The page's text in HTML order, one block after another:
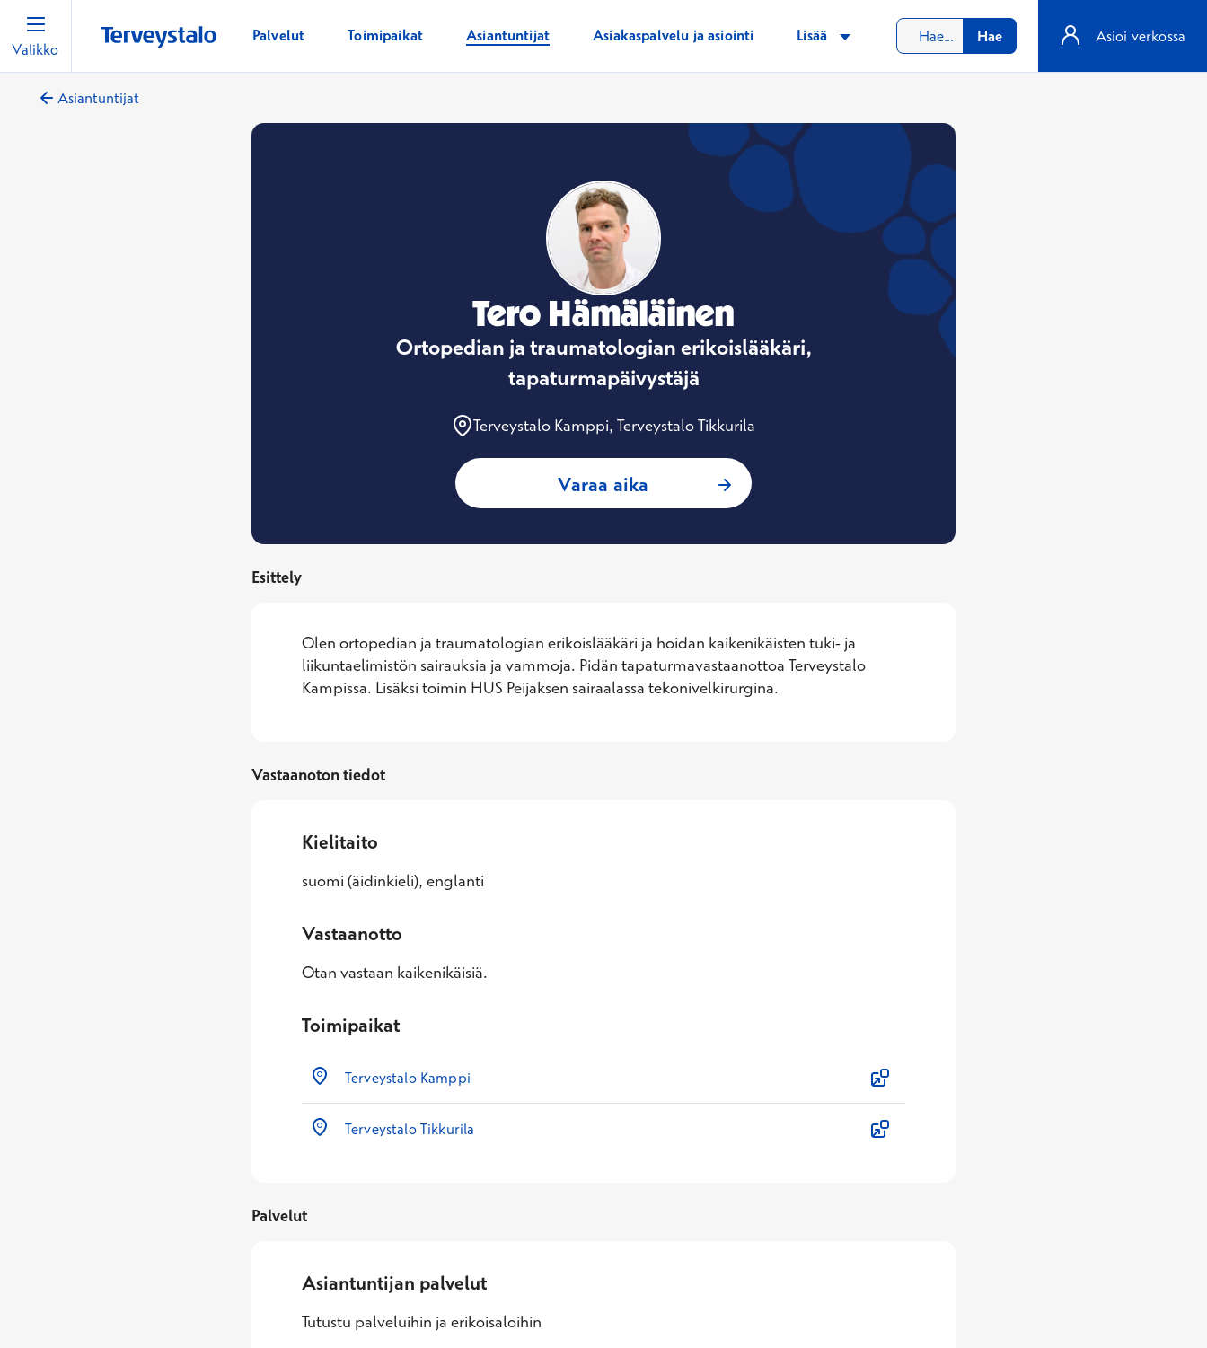
Valikko
Palvelut Toimipaikat Asiantuntijat Asiakaspalvelu ja asiointi Lisää Hae Asioi verkossa
Asiantuntijat
Tero Hämäläinen
Ortopedian ja traumatologian erikoislääkäri,
tapaturmapäivystäjä
Terveystalo Kamppi, Terveystalo Tikkurila
Varaa aika : Tero Hämäläinen, Ortopedian ja traumatologian erikoislääkäri,
Esittely
Olen ortopedian ja traumatologian erikoislääkäri ja hoidan kaikenikäisten tuki- ja
liikuntaelimistön sairauksia ja vammoja. Pidän tapaturmavastaanottoa Terveystalo
Kampissa. Lisäksi toimin HUS Peijaksen sairaalassa tekonivelkirurgina.
Vastaanoton tiedot
Kielitaito
suomi (äidinkieli), englanti
Vastaanotto
Otan vastaan kaikenikäisiä.
Toimipaikat
Terveystalo Kamppi
Terveystalo Tikkurila
Palvelut
Asiantuntijan palvelut
Tutustu palveluihin ja erikoisaloihin